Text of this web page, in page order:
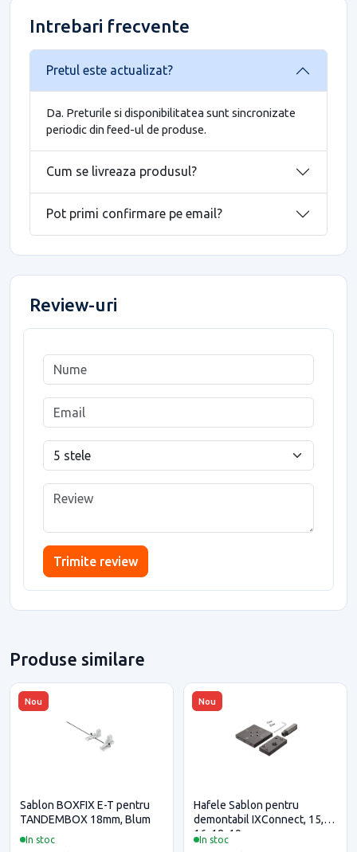
Intrebari frecvente
Pretul este actualizat?
Da. Preturile si disponibilitatea sunt sincronizate
periodic din feed-ul de produse.
Cum se livreaza produsul?
Pot primi confirmare pe email?
Review-uri
Trimite review
Produse similare
Nou
In stoc
Sablon BOXFIX E-T pentru
TANDEMBOX 18mm, Blum
Nou
In stoc
Hafele Sablon pentru
demontabil IXConnect, 15,
16, 18, 19mm